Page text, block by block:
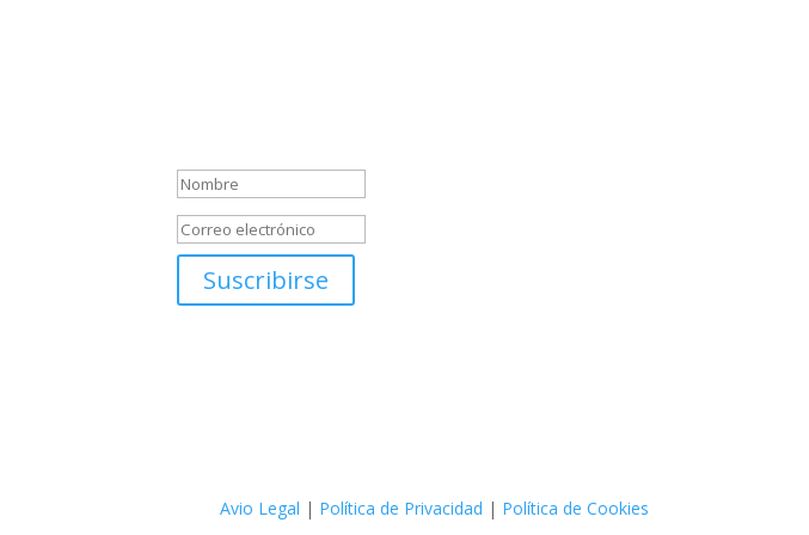
Suscribirse
Avio Legal | Política de Privacidad | Política de Cookies